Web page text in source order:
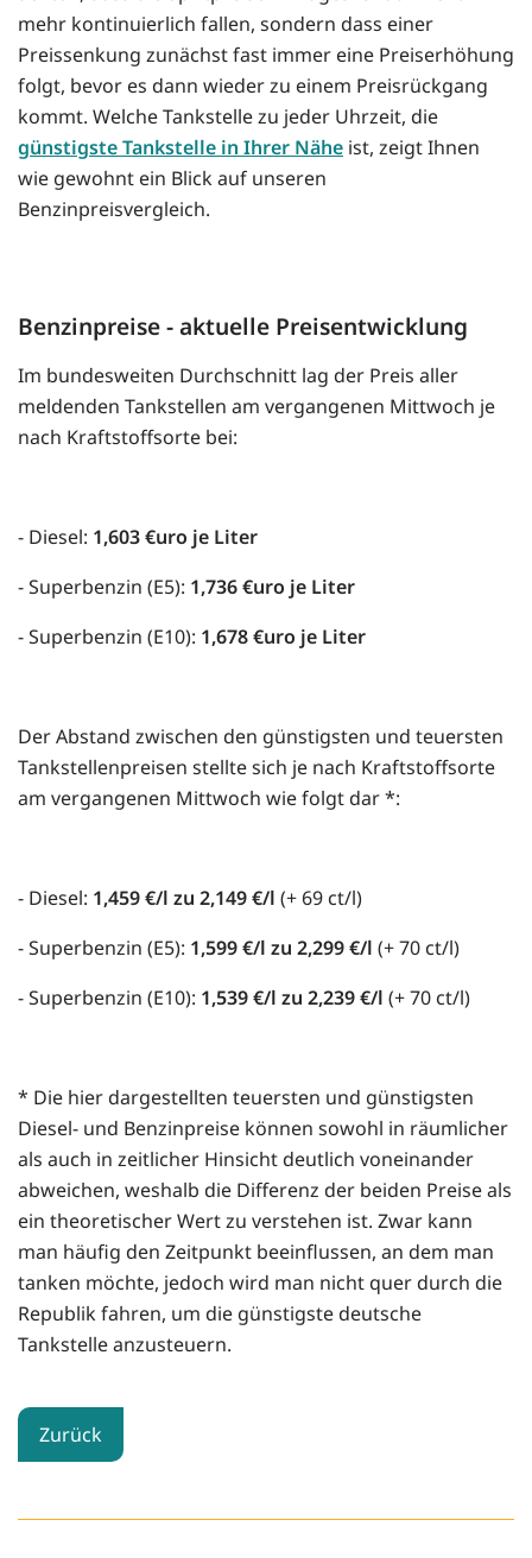
mehr kontinuierlich fallen, sondern dass einer
Preissenkung zunächst fast immer eine Preiserhöhung
folgt, bevor es dann wieder zu einem Preisrückgang
kommt. Welche Tankstelle zu jeder Uhrzeit, die
günstigste Tankstelle in Ihrer Nähe ist, zeigt Ihnen
wie gewohnt ein Blick auf unseren
Benzinpreisvergleich.
Benzinpreise - aktuelle Preisentwicklung
Im bundesweiten Durchschnitt lag der Preis aller
meldenden Tankstellen am vergangenen Mittwoch je
nach Kraftstoffsorte bei:
- Diesel: 1,603 €uro je Liter
- Superbenzin (E5): 1,736 €uro je Liter
- Superbenzin (E10): 1,678 €uro je Liter
Der Abstand zwischen den günstigsten und teuersten
Tankstellenpreisen stellte sich je nach Kraftstoffsorte
am vergangenen Mittwoch wie folgt dar *:
- Diesel: 1,459 €/l zu 2,149 €/l (+ 69 ct/l)
- Superbenzin (E5): 1,599 €/l zu 2,299 €/l (+ 70 ct/l)
- Superbenzin (E10): 1,539 €/l zu 2,239 €/l (+ 70 ct/l)
* Die hier dargestellten teuersten und günstigsten
Diesel- und Benzinpreise können sowohl in räumlicher
als auch in zeitlicher Hinsicht deutlich voneinander
abweichen, weshalb die Differenz der beiden Preise als
ein theoretischer Wert zu verstehen ist. Zwar kann
man häufig den Zeitpunkt beeinflussen, an dem man
tanken möchte, jedoch wird man nicht quer durch die
Republik fahren, um die günstigste deutsche
Tankstelle anzusteuern.
Zurück